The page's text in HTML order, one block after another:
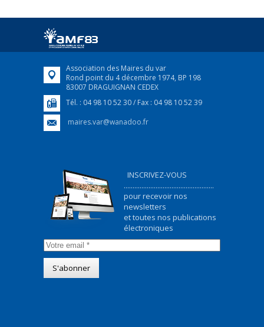
Association des Maires du var
Rond point du 4 décembre 1974, BP 198
83007 DRAGUIGNAN CEDEX
Tél. : 04 98 10 52 30 / Fax : 04 98 10 52 39
maires.var@wanadoo.fr
INSCRIVEZ-VOUS
...................................................
pour recevoir nos
newsletters
et toutes nos publications
électroniques